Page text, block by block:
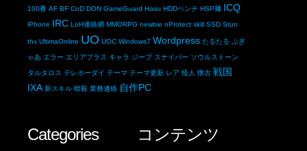
100番 AF BF CoD DON GameGuard Hasu HDDベンチ HSP麺 ICQ
iPhone IRC LoH連絡網 MMORPG newbie nProtect skill SSD Stun
thx UltimaOnline UO UOC Windows7 Wordpress たるたる ぷぎ
ゃあ エラー エリアプラス キャラ ジープ スナイパー ソウルストーン
タルタロス テレホーダイ テーマ テーマ更新 レア 怪人 懐古 戦国
IXA 新スキル 暗殺 業務連絡 自作PC
コンテンツ
Categories